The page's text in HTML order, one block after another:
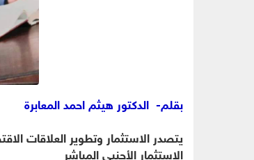
بقلم- الدكتور هيثم احمد المعابرة
يتصدر الاستثمار وتطوير العلاقات
الاستثمار الأجنبي المباشر